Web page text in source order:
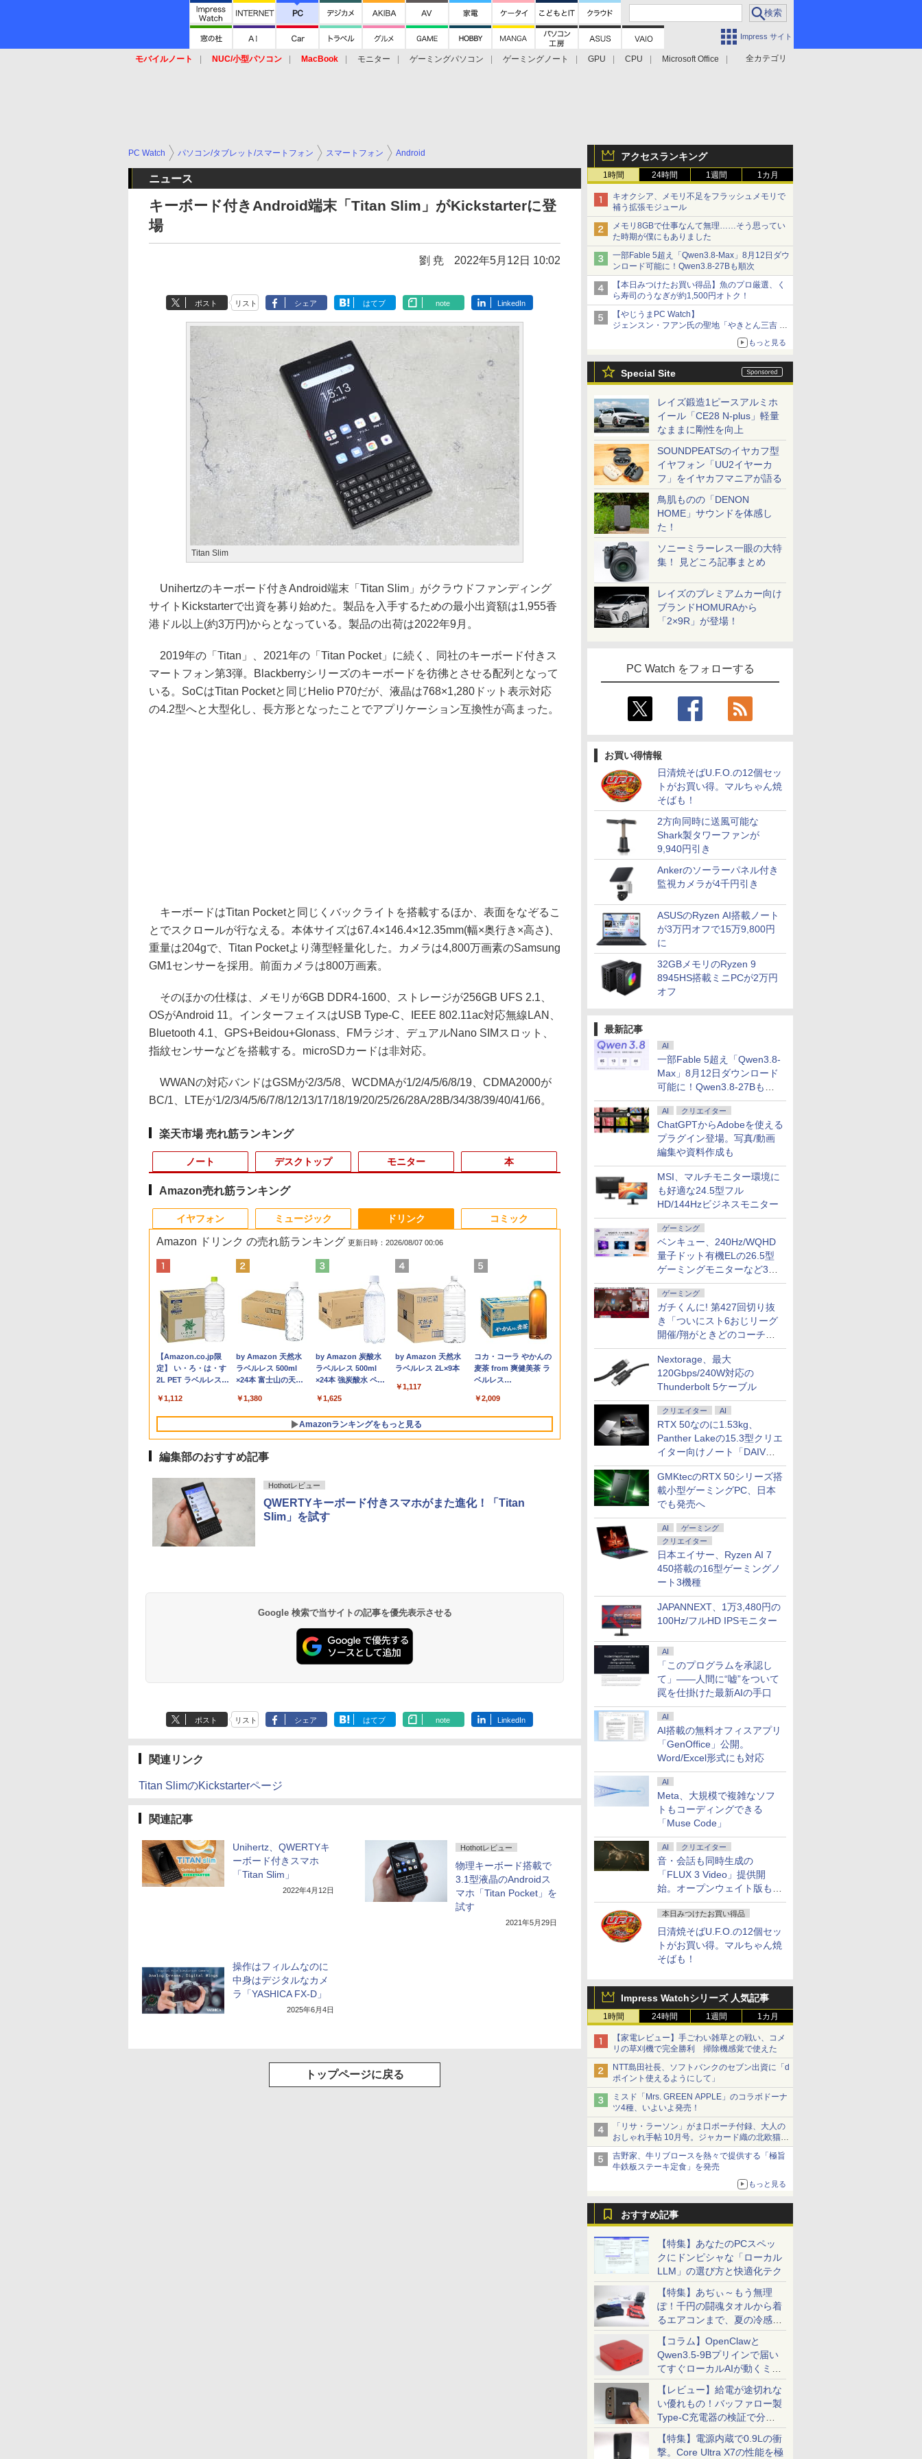
Impress サイト
全カテゴリ
モバイルノート NUC/小型パソコン MacBook モニター ゲーミングパソコン ゲーミングノート GPU CPU
Microsoft Office
アクセスランキング
1時間 24時間 1週間 1カ月
キオクシア、メモリ不足をフラッシュメモリで
補う拡張モジュール
メモリ8GBで仕事なんて無理……そう思ってい
た時期が僕にもありました
一部Fable 5超え「Qwen3.8-Max」8月12日ダウ
ンロード可能に！Qwen3.8-27Bも順次
【本日みつけたお買い得品】魚のプロ厳選、く
ら寿司のうなぎが約1,500円オトク！
【やじうまPC Watch】
ジェンスン・フアン氏の聖地「やきとん三吉 神
田北口店」で「ご来店記念コース」を娘と堪能
～コース名を変更したのはNVIDIAに怒られたか
もっと見る
Special Site
レイズ鍛造1ピースアルミホ
イール「CE28 N-plus」軽量
なままに剛性を向上
SOUNDPEATSのイヤカフ型
イヤフォン「UU2イヤーカ
フ」をイヤカフマニアが語る
鳥肌ものの「DENON
HOME」サウンドを体感し
た！
ソニーミラーレス一眼の大特
集！ 見どころ記事まとめ
レイズのプレミアムカー向け
ブランドHOMURAから
「2×9R」が登場！
PC Watch をフォローする
お買い得情報
日清焼そばU.F.O.の12個セッ
トがお買い得。マルちゃん焼
そばも！
2方向同時に送風可能な
Shark製タワーファンが
9,940円引き
Ankerのソーラーパネル付き
監視カメラが4千円引き
ASUSのRyzen AI搭載ノート
が3万円オフで15万9,800円
に
32GBメモリのRyzen 9
8945HS搭載ミニPCが2万円
オフ
最新記事
AI
一部Fable 5超え「Qwen3.8-
Max」8月12日ダウンロード
可能に！Qwen3.8-27Bも順
次
AI クリエイター
ChatGPTからAdobeを使える
プラグイン登場。写真/動画
編集や資料作成も
MSI、マルチモニター環境に
も好適な24.5型フル
HD/144Hzビジネスモニター
ゲーミング
ベンキュー、240Hz/WQHD
量子ドット有機ELの26.5型
ゲーミングモニターなど3機
種
ゲーミング
ガチくんに! 第427回切り抜
き「ついにスト6おじリーグ
開催/翔がときどのコーチ就
任など」
Nextorage、最大
120Gbps/240W対応の
Thunderbolt 5ケーブル
クリエイター AI
RTX 50なのに1.53kg、
Panther Lakeの15.3型クリエ
イター向けノート「DAIV
Z5」
GMKtecのRTX 50シリーズ搭
載小型ゲーミングPC、日本
でも発売へ
AI
ゲーミング
クリエイター
日本エイサー、Ryzen AI 7
450搭載の16型ゲーミングノ
ート3機種
JAPANNEXT、1万3,480円の
100Hz/フルHD IPSモニター
AI
「このプログラムを承認し
て」――人間に“嘘”をついて
罠を仕掛けた最新AIの手口
AI
AI搭載の無料オフィスアプリ
「GenOffice」公開。
Word/Excel形式にも対応
AI
Meta、大規模で複雑なソフ
トもコーディングできる
「Muse Code」
AI クリエイター
音・会話も同時生成の
「FLUX 3 Video」提供開
始。オープンウェイト版も計
画
本日みつけたお買い得品
日清焼そばU.F.O.の12個セッ
トがお買い得。マルちゃん焼
そばも！
Impress Watchシリーズ 人気記事
1時間 24時間 1週間 1カ月
【家電レビュー】手ごわい雑草との戦い、コメ
リの草刈機で完全勝利 掃除機感覚で使えた
NTT島田社長、ソフトバンクのセブン出資に「d
ポイント使えるようにして」
ミスド「Mrs. GREEN APPLE」のコラボドーナ
ツ4種、いよいよ発売！
「リサ・ラーソン」がま口ポーチ付録、大人の
おしゃれ手帖 10月号。ジャカード織の北欧猫デ
ザイン
吉野家、牛リブロースを熱々で提供する「極旨
牛鉄板ステーキ定食」を発売
もっと見る
おすすめ記事
【特集】あなたのPCスペッ
クにドンピシャな「ローカル
LLM」の選び方と快適化テク
【特集】あぢぃ～もう無理
ぽ！千円の闘魂タオルから着
るエアコンまで、夏の冷感グ
ッズ一挙紹介
【コラム】OpenClawと
Qwen3.5-9Bプリインで届い
てすぐローカルAIが動くミニ
PC「SER9 Pro」
【レビュー】給電が途切れな
い優れもの！バッファロー製
Type-C充電器の検証で分か
ったこと
【特集】電源内蔵で0.9Lの衝
撃。Core Ultra X7の性能を極
PC Watch パソコン/タブレット/スマートフォン スマートフォン Android
ニュース
キーボード付きAndroid端末「Titan Slim」がKickstarterに登
場
劉 尭 2022年5月12日 10:02
ポスト リスト シェア はてブ note LinkedIn
Titan Slim
Unihertzのキーボード付きAndroid端末「Titan Slim」がクラウドファンディング
サイトKickstarterで出資を募り始めた。製品を入手するための最小出資額は1,955香
港ドル以上(約3万円)からとなっている。製品の出荷は2022年9月。
2019年の「Titan」、2021年の「Titan Pocket」に続く、同社のキーボード付きス
マートフォン第3弾。Blackberryシリーズのキーボードを彷彿とさせる配列となって
いる。SoCはTitan Pocketと同じHelio P70だが、液晶は768×1,280ドット表示対応
の4.2型へと大型化し、長方形となったことでアプリケーション互換性が高まった。
キーボードはTitan Pocketと同じくバックライトを搭載するほか、表面をなぞるこ
とでスクロールが行なえる。本体サイズは67.4×146.4×12.35mm(幅×奥行き×高さ)、
重量は204gで、Titan Pocketより薄型軽量化した。カメラは4,800万画素のSamsung
GM1センサーを採用。前面カメラは800万画素。
そのほかの仕様は、メモリが6GB DDR4-1600、ストレージが256GB UFS 2.1、
OSがAndroid 11。インターフェイスはUSB Type-C、IEEE 802.11ac対応無線LAN、
Bluetooth 4.1、GPS+Beidou+Glonass、FMラジオ、デュアルNano SIMスロット、
指紋センサーなどを搭載する。microSDカードは非対応。
WWANの対応バンドはGSMが2/3/5/8、WCDMAが1/2/4/5/6/8/19、CDMA2000が
BC/1、LTEが1/2/3/4/5/6/7/8/12/13/17/18/19/20/25/26/28A/28B/34/38/39/40/41/66。
楽天市場 売れ筋ランキング
ノート
1
リサイクルインク 互換インク イ
ンクカートリッジ ジット
(JIT)JIT-C361CXL [キヤノン用
BC-361XL 3色カラー（大容
量）] インクタイプ：カートリ
ッジ 日本製 【キャンセル不可・
北海道沖縄離島配送不可】 -お
取り寄せ- 4530966711642-ds
2
【1500円OFFクーポン】【テン
キー+DVDドライブ+カメラ】ノ
ートパソコン 15.6インチ
SSD256GB メモリ8GB Core i5
第10世代 Microsoft Office付き
Windows11 DELL Vostro 3590
中古ノートパソコン PC パソコ
ン 中古ノートPC 中古PC
SSD1TB メモリ16GB 中古パソ
FUJITSU LIFEBOOK S937
Core i5 20GB 新品SSD960GB
スーパーマルチ 無線LAN フル
HD Windows10 64bit WPS
Office 13.3インチ 中古パソコン
ノートパソコン Notebook 【中
￥58,800
4
【短納期】ノートパソコン 新品
Office付き 可能 Lenovo
IdeaPad Slim 3 Gen 10 14.0イ
ンチ WUXGA IPS 液晶 AMD
SSD 512GB Windows11
Microsoft Office 2024搭載可 1
年 3年 保証 選択可【NortonP】
デスクトップ
1
ポイント10倍 中古パソコ
ン デスクトップパソコン
Windows 11【Office
付】【Windows 11 Pro
64Bit搭載】DELL
Optiplexシリーズ Core
i5搭載/4G/新品SSD
120GB/DVD-ROM/送料無
料【オプション色々有】
2
【エントリーでポイント
100％還元のチャンス】
GMKtec ミニpc G3 Pro
Intel Core i3 10110U
16GB DDR4 64GBまで増
設 512GB SSD M.2 2242
最大8TB Windows11 Pro
mini pc 4.1GHz WIFI6
BT5.2 小型PC VESA対応
能 みにpc nucbox 省エネ
デスクトップPC
3
[VETESA正規販売店]デス
クトップパソコン PC 一
体型 新品 Windows11 27
型 Core i7 第4世代 Office
付き メモリ16GB
SSD512GB 初期設定済
ホワイト ブラック
GMKtec GMK-K8 PLUS-
32/1T-W11Pro(8845HS)
￥124,800
5
デスクトップPC Ryzen7
5700G メモリ16GB
SSD1TB B550 グラボな
し
モニター
1
中古モニター | 液晶ディスプレイ | I-O
DATA | LCD-AH241EDB-B-B | 23.8型ワイ
ドTFT 1920×1080(フルHD) | LEDバックラ
イト | スピーカー内蔵 2系統入力(VGA・
HDMI) | VGAケーブル・電源ケーブル付属
【30日保証】
2
Acer モニター 23.8インチ フルHD 非光沢
IPS 120Hz 1ms(VRB) sRGB 99%
AdaptiveSync HDMI 1.4 ミニD-Sub 15ピ
ン スピーカー・ヘッドフォン端子 音声入
力端子 VESAマウント対応 ゼロフレームデ
ザイン EK241YGbmix
GIGASTONE 27インチ 100Hzモニター デ
ィスプレイ PCモニター VESA モニタ ノン
グレア フルHD ブルーライト軽減 IPSパネ
ル 178度 広角 高解像度目に優しいフリッカ
ーフリー フレームレス (PS5確認済
み/HDMI/VGA/スピーカー付/3年保証) ギガ
ストーン
￥17,980
本
1
【予約商品】2027年度カ
レンダー ミニミニ日めく
り 米津祐介 C-1776-YZ
グリーティングライフ 大
人 かわいい インテリア
イラスト 令和9年 おしゃ
れ イラスト ミニサイズ
手のひらサイズ
2
ハヤブサ消防団 森へつ
づく道 【電子書籍】[ 池
井戸潤 ]
3
送料無料【中古】ガラス
の仮面 1〜49巻 までの全
巻セット 花とゆめコミッ
クス 美内すずえ 白泉社
（少女コミック）
永遠の記憶 [ 東野 圭吾 ]
￥2,310
5
片田舎のおっさん、剣聖
になる 11 〜ただの田
舎の剣術師範だったの
に、大成した弟子たちが
【電子書籍】[ 佐賀崎しげ
る ]
この素晴らしい世界に祝
福を！(23) 【電子書籍】[
7
異世界居酒屋「のぶ」
(22) 【電子書籍】[ 蝉
川 夏哉 ]
（一二三書房刊） ]
Amazon売れ筋ランキング
イヤフォン
Anker Soundcore
P40i オフホワイト
Anker Soundcore
P31i ブラック
￥5,990
Anker Soundcore
Liberty 5 アプリコッ
トピンク
￥-
【2026年アップグレ
ード版】AOKIMI ワ
bluetooth イヤホン
トゥースHi-Fi 最大
36時間再生 ぶるーと
ゅーす コードレス
音量調整 スポーツ/通
勤/通学/WEB会議(ホ
Xiaomi シャオミ
REDMI Buds 8 Lite ワ
イヤレスイヤホン
キャンセリング ANC
36時間再生
￥2,980
ミュージック
BRUCE WAYNE feat.
Flo Milli, ATL Jacob
[Explicit]
￥250
BRUCE WAYNE feat.
Flo Milli, ATL Jacob
[Explicit]
￥250
On My Road
(Stadium ver.)
￥250
On My Road
(Stadium ver.)
￥250
BUGS LIFE
￥250
ドリンク
Amazon ドリンク の売れ筋ランキング 更新日時：2026/08/07 00:06
【Amazon.co.jp限
定】 い・ろ・は・す
2L PET ラベルレス
￥1,112
by Amazon 天然水
ラベルレス 500ml
×24本 富士山の天然
ミネラルウォーター
ペットボトル 静岡県
産 500ミリリットル
(Smart Basic)
￥1,380
by Amazon 炭酸水
ラベルレス 500ml
×24本 強炭酸水 ペッ
ットル (Smart
Basic)
￥1,625
by Amazon 天然水
ラベルレス 2L×9本
￥1,117
コカ・コーラ やかんの
麦茶 from 爽健美茶 ラ
ベルレス
￥2,009
Amazonランキングをもっと見る
コミック
￥594
￥572
編集部のおすすめ記事
Hothotレビュー
QWERTYキーボード付きスマホがまた進化！「Titan
Slim」を試す
Google 検索で当サイトの記事を優先表示させる
ポスト リスト シェア はてブ note LinkedIn
関連リンク
Titan SlimのKickstarterページ
関連記事
Unihertz、QWERTYキ
ーボード付きスマホ
「Titan Slim」
2022年4月12日
Hothotレビュー
物理キーボード搭載で
3.1型液晶のAndroidス
マホ「Titan Pocket」を
試す
2021年5月29日
操作はフィルムなのに
中身はデジタルなカメ
ラ「YASHICA FX-D」
2025年6月4日
トップページに戻る